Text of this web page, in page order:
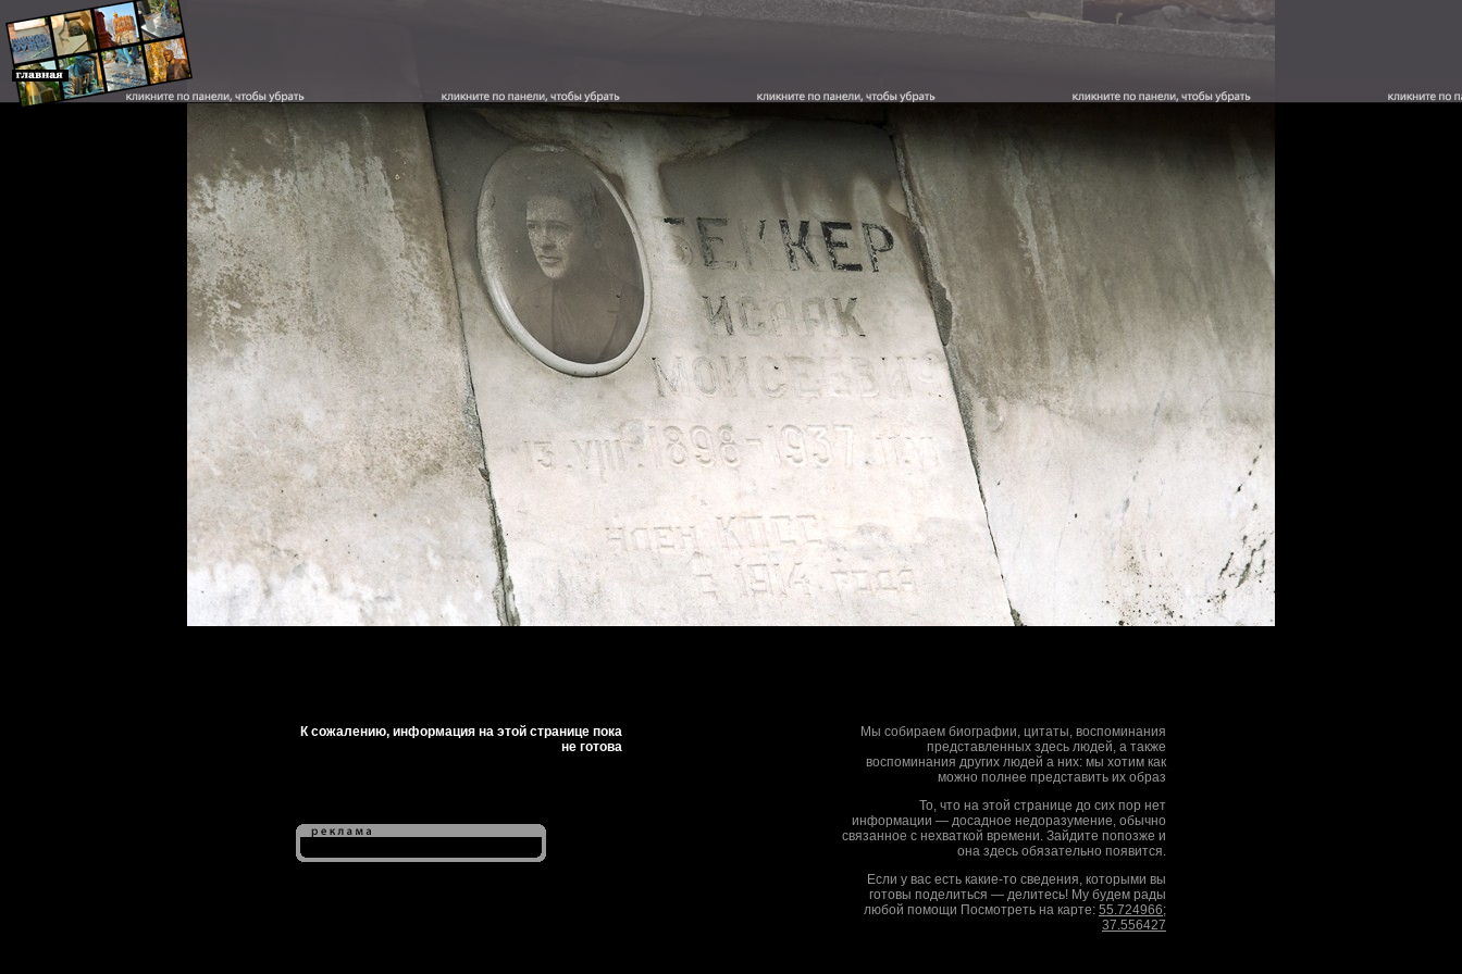
К сожалению, информация на этой странице пока
не готова
Мы собираем биографии, цитаты, воспоминания
представленных здесь людей, а также
воспоминания других людей а них: мы хотим как
можно полнее представить их образ
То, что на этой странице до сих пор нет
информации — досадное недоразумение, обычно
связанное с нехваткой времени. Зайдите попозже и
она здесь обязательно появится.
Если у вас есть какие-то сведения, которыми вы
готовы поделиться — делитесь! Му будем рады
любой помощи Посмотреть на карте: 55.724966;
37.556427